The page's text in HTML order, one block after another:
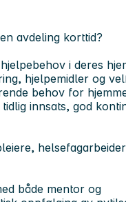
avdeling korttid?
i deres
hjelpemidler og
behov for
innsats, god
både mentor og